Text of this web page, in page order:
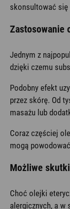
skonsultować się
Zastosowanie
Jednym z
dzięki czemu
Podobny efekt
przez skórę. Od
masażu lub
Coraz częściej
mogą
Możliwe
Choć olejki
alergicznych, a w